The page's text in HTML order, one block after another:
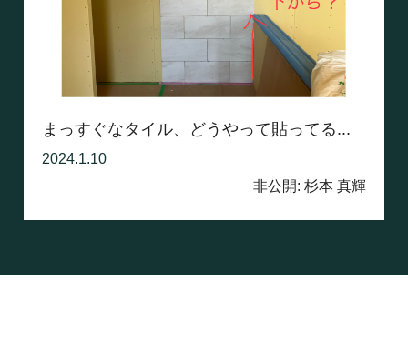
まっすぐなタイル、どうやって貼ってる...
2024.1.10
非公開: 杉本 真輝